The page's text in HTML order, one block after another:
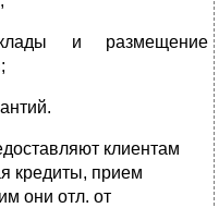
и размещение
клиентам
кредиты, прием
они отл. от